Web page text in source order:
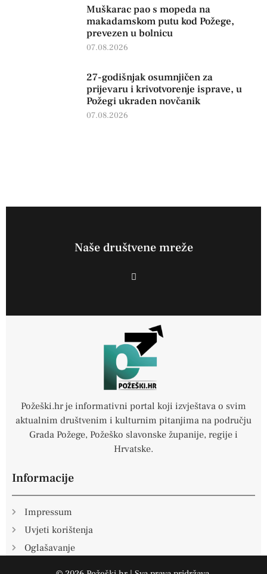
Muškarac pao s mopeda na
makadamskom putu kod Požege,
prevezen u bolnicu
07.08.2026
27-godišnjak osumnjičen za
prijevaru i krivotvorenje isprave, u
Požegi ukraden novčanik
07.08.2026
Naše društvene mreže
F
a
o
k
-
Požeški.hr je informativni portal koji izvještava o svim
aktualnim društvenim i kulturnim pitanjima na području
Grada Požege, Požeško slavonske županije, regije i
Hrvatske.
Informacije
Impressum
Uvjeti korištenja
Oglašavanje